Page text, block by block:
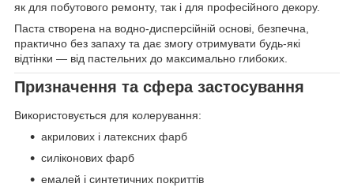
як для побутового ремонту, так і для професійного декору.
Паста створена на водно-дисперсійній основі, безпечна,
практично без запаху та дає змогу отримувати будь-які
відтінки — від пастельних до максимально глибоких.
Призначення та сфера застосування
Використовується для колерування:
акрилових і латексних фарб
силіконових фарб
емалей і синтетичних покриттів